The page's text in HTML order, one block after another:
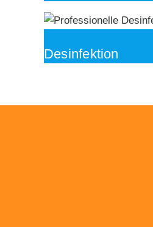
Desinfektion